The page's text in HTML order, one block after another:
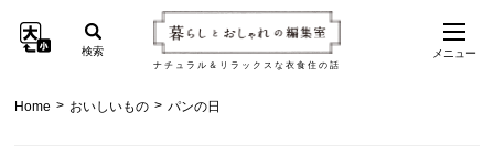
ナチュラル＆リラックスな衣食住の話
検索 メニュー
Home > おいしいもの > パンの日